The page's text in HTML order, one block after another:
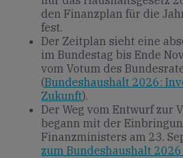
den Finanzplan für die
fest.
Der Zeitplan sieht eine
im Bundestag bis Ende
vom Votum des
(Bundeshaushalt 2026:
Zukunft).
Der Weg vom Entwurf zur
begann mit der
Finanzministers am 23.
zum Bundeshaushalt